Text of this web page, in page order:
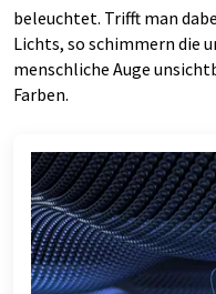
beleuchtet. Trifft man
Lichts, so schimmern die
menschliche Auge
Farben.